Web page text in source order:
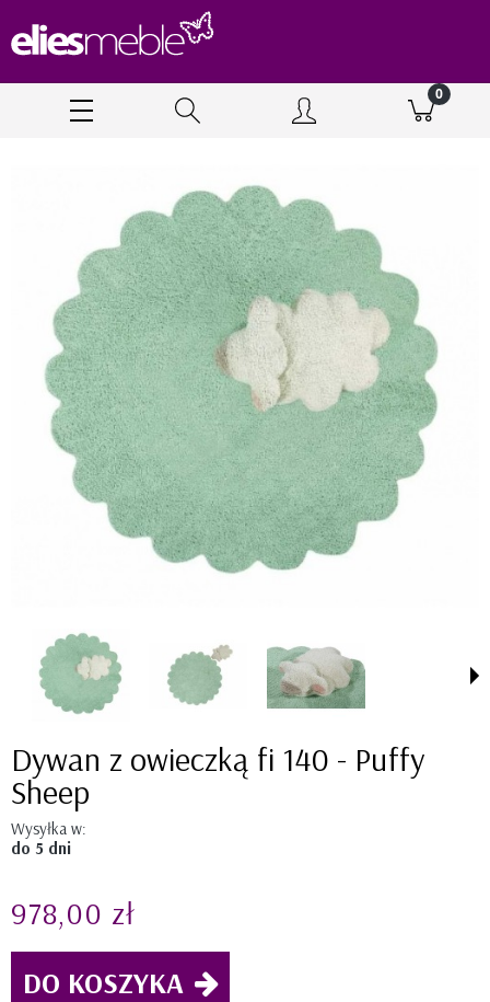
Dywan z owieczką fi 140 - Puffy
Sheep
Wysyłka w:
do 5 dni
978,00 zł
DO KOSZYKA